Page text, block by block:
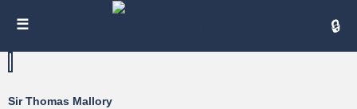
Sir Thomas Mallory